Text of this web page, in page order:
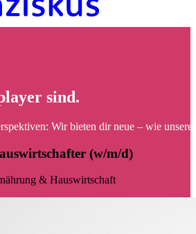
sind.
Wir bieten dir neue – wie
(w/m/d)
& Hauswirtschaft